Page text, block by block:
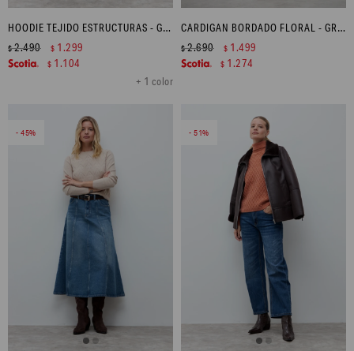
HOODIE TEJIDO ESTRUCTURAS - GRIS MELANGE
+ 1 color
$2.490 $ 1.299
$ 1.104
CARDIGAN BORDADO FLORAL - GRIS MELANGE
$2.690 $ 1.499
$ 1.274
45 51